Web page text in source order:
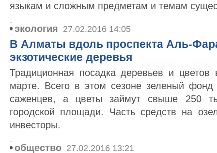
языкам и сложным предметам и темам
экология 27.02.2016 14:05
В Алматы вдоль проспекта Аль-
экзотические деревья
Традиционная посадка деревьев и цветов
марте. Всего в этом сезоне зеленый фонд
саженцев, а цветы займут свыше 250
городской площади. Часть средств на
инвесторы.
общество 27.02.2016 13:21